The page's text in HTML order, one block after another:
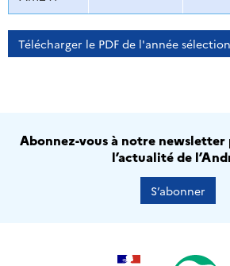
Télécharger le PDF de l'année
Abonnez-vous à notre
l’actualité de
S’abonner